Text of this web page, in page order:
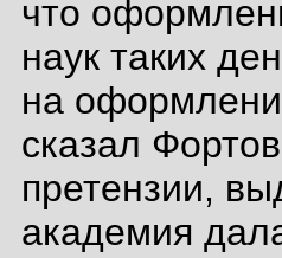
что
наук таких
на
сказал
претензии,
академия